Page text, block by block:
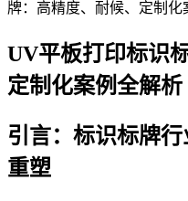
牌：高精度、耐候、定制化
UV平板打印标识
定制化案例全解析
2026-05-25 13:52:12
引言：标识标牌
重塑